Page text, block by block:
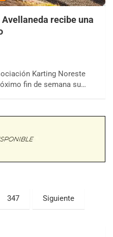
Avellaneda recibe una
Karting Noreste
fin de semana su…
347 Siguiente